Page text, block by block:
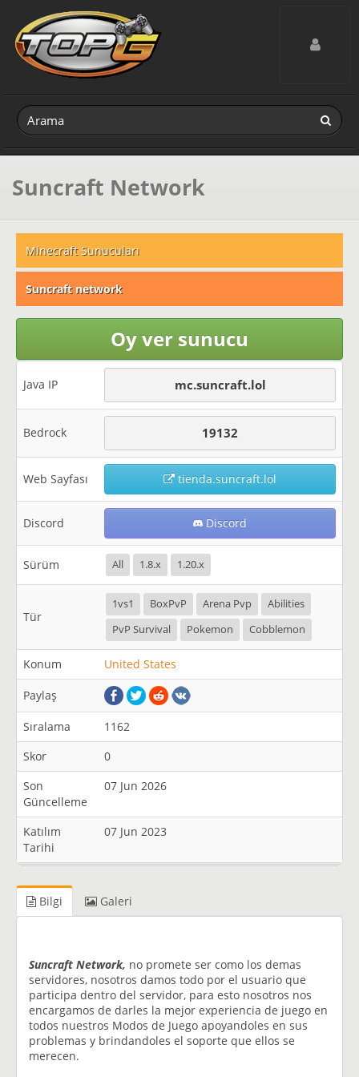
Toggle
Suncraft Network
Minecraft Sunucuları
Suncraft network
Oy ver sunucu
Java IP mc.suncraft.lol
Bedrock 19132
Web Sayfası tienda.suncraft.lol
Discord Discord
Sürüm All 1.8.x 1.20.x
Tür
1vs1 BoxPvP Arena Pvp
Abilities
PvP Survival
Pokemon Cobblemon
Konum United States
Paylaş
Sıralama
1162
Skor
0
Son
Güncelleme
07 Jun 2026
Katılım
Tarihi
07 Jun 2023
Bilgi Galeri
Suncraft Network, no promete ser como los demas
servidores, nosotros damos todo por el usuario que
participa dentro del servidor, para esto nosotros nos
encargamos de darles la mejor experiencia de juego en
todos nuestros Modos de Juego apoyandoles en sus
problemas y brindandoles el soporte que ellos se
merecen.